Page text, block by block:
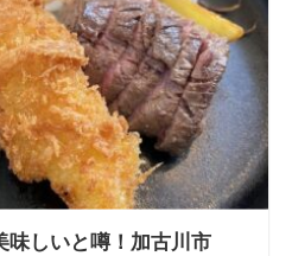
味しいと噂！加古川市